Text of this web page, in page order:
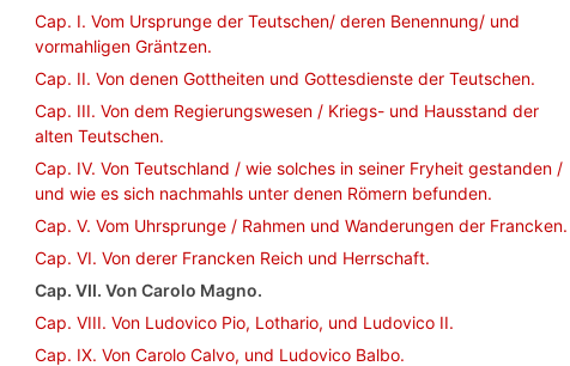
Cap. I. Vom Ursprunge der Teutschen/ deren Benennung/ und
vormahligen Gräntzen.
Cap. II. Von denen Gottheiten und Gottesdienste der Teutschen.
Cap. III. Von dem Regierungswesen / Kriegs- und Hausstand der
alten Teutschen.
Cap. IV. Von Teutschland / wie solches in seiner Fryheit gestanden /
und wie es sich nachmahls unter denen Römern befunden.
Cap. V. Vom Uhrsprunge / Rahmen und Wanderungen der Francken.
Cap. VI. Von derer Francken Reich und Herrschaft.
Cap. VII. Von Carolo Magno.
Cap. VIII. Von Ludovico Pio, Lothario, und Ludovico II.
Cap. IX. Von Carolo Calvo, und Ludovico Balbo.